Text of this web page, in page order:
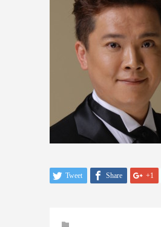
Tweet Share +1